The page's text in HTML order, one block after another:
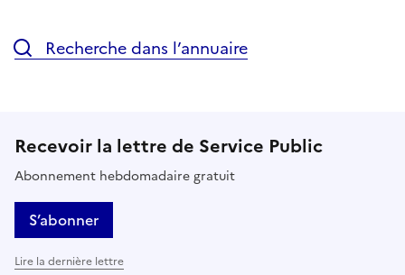
Recherche dans l’annuaire
Recevoir la lettre de Service Public
Abonnement hebdomadaire gratuit
S’abonner
Lire la dernière lettre